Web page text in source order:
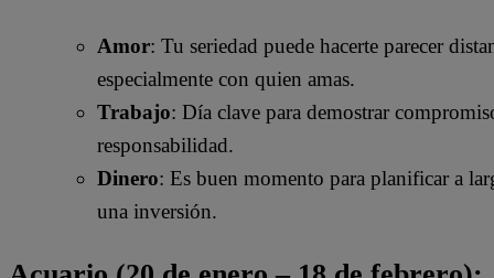
Amor: Tu seriedad puede hacerte parecer
especialmente con quien amas.
Trabajo: Día clave para demostrar
responsabilidad.
Dinero: Es buen momento para planificar a
una inversión.